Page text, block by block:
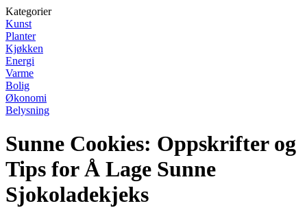
Kategorier
Kunst
Planter
Kjøkken
Energi
Varme
Bolig
Økonomi
Belysning
Sunne Cookies: Oppskrifter og
Tips for Å Lage Sunne
Sjokoladekjeks